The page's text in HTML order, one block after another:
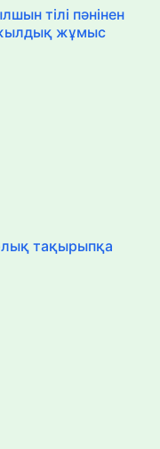
тілі пәнінен
жылдық жұмыс
тақырыпқа